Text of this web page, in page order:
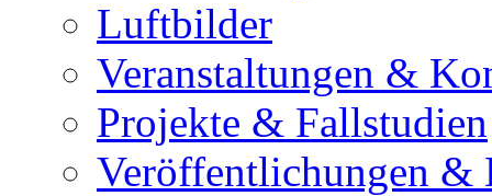
Luftbilder
Veranstaltungen &
Projekte & Fallstudien
Veröffentlichungen &